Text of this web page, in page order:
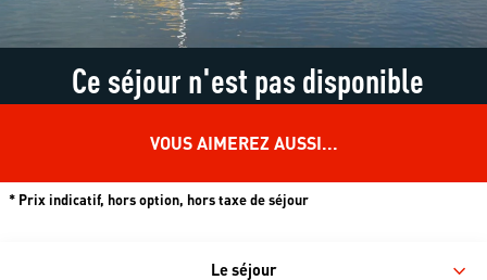
Ce séjour n'est pas disponible
VOUS AIMEREZ AUSSI...
* Prix indicatif, hors option, hors taxe de séjour
Le séjour